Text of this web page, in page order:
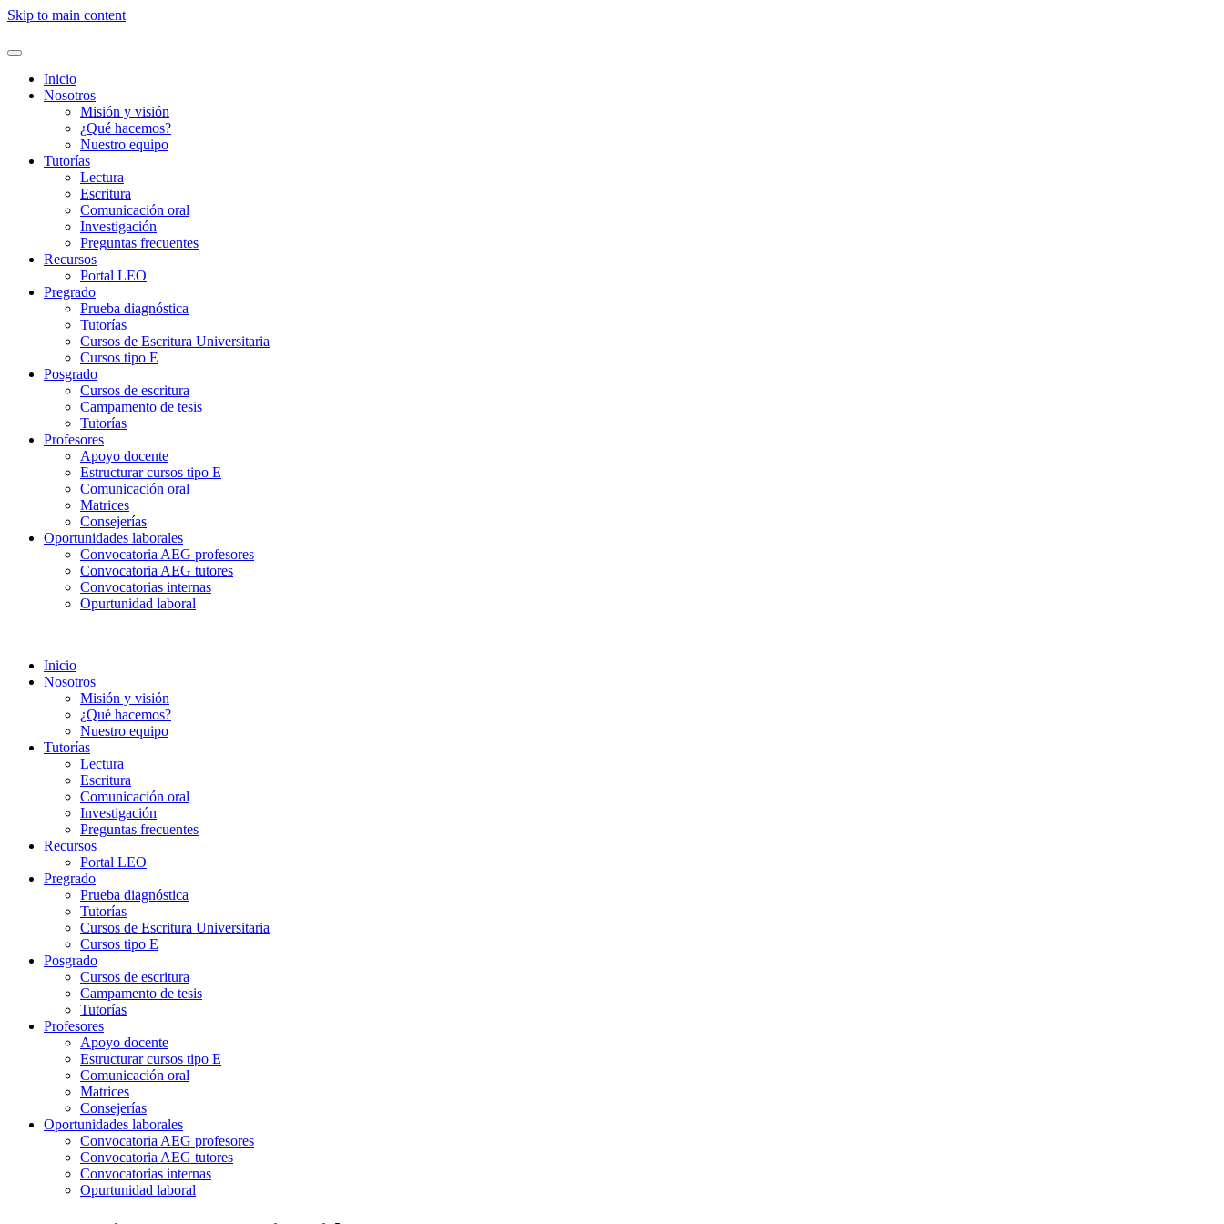
Skip to main content
Inicio
Nosotros
Misión y visión
¿Qué hacemos?
Nuestro equipo
Tutorías
Lectura
Escritura
Comunicación oral
Investigación
Preguntas frecuentes
Recursos
Portal LEO
Pregrado
Prueba diagnóstica
Tutorías
Cursos de Escritura Universitaria
Cursos tipo E
Posgrado
Cursos de escritura
Campamento de tesis
Tutorías
Profesores
Apoyo docente
Estructurar cursos tipo E
Comunicación oral
Matrices
Consejerías
Oportunidades laborales
Convocatoria AEG profesores
Convocatoria AEG tutores
Convocatorias internas
Opurtunidad laboral
Inicio
Nosotros
Misión y visión
¿Qué hacemos?
Nuestro equipo
Tutorías
Lectura
Escritura
Comunicación oral
Investigación
Preguntas frecuentes
Recursos
Portal LEO
Pregrado
Prueba diagnóstica
Tutorías
Cursos de Escritura Universitaria
Cursos tipo E
Posgrado
Cursos de escritura
Campamento de tesis
Tutorías
Profesores
Apoyo docente
Estructurar cursos tipo E
Comunicación oral
Matrices
Consejerías
Oportunidades laborales
Convocatoria AEG profesores
Convocatoria AEG tutores
Convocatorias internas
Opurtunidad laboral